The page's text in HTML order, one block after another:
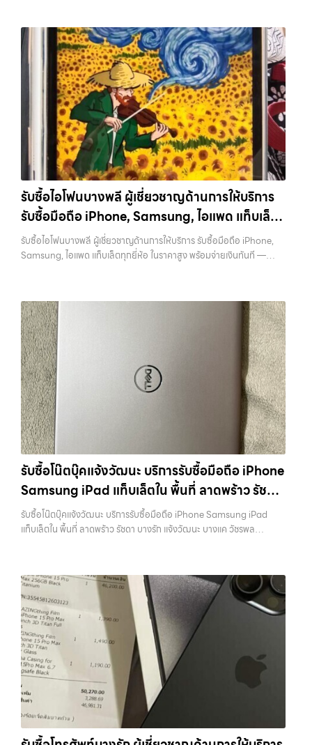
รับซื้อไอโฟนบางพลี ผู้เชี่ยวชาญด้านการให้บริการ
รับซื้อมือถือ iPhone, Samsung, ไอแพด แท็บเล็ต
ทุกยี่ห้อ ในราคาสูง พร้อมจ่ายเงินทันที
รับซื้อไอโฟนบางพลี ผู้เชี่ยวชาญด้านการให้บริการ รับซื้อมือถือ iPhone,
Samsung, ไอแพด แท็บเล็ตทุกยี่ห้อ ในราคาสูง พร้อมจ่ายเงินทันที —
วัชรพล รามอินทรา รับซื้อไอโฟนบางพลี — ผู้เชี่ยวชาญด้านการให้บริการ
รับซื้อมือถือ iPhone, Samsung, ไอแพด แท็บเล็ตทุกยี่ห้อ ในราคาสูง
พร้อมจ่ายเงินทันที รับซื้อไอโฟนบางพลี ผู้เชี่ยวชาญด้านการให้บริการ รับซื้อ
มือถือ iPhone, Samsung, ไอแพด แท็บเล็ตทุกยี่ห้อ ในราคาสูง พร้อมจ่าย
เงินทันที รับซื้อ iPhone ทุกรุ่น… รับซื้อไอโฟนบางพลี รับซื้อ iPhone ทุก
รุ่น ให้ราคาสูง พร้อมจ่ายเงินทันที ประสบการณ์เหนือระดับกับการ รับซื้อไอ
โฟน, รับซื้อไอแพด, รับซื้อมือถือ ยินดีต้อนรับสู่ “รับซื้อขายมือถือ.com”
เว็บไซต์ที่คุณไว้วางใจได้ สำหรับบริการ รับซื้อ มือถือ iPhone, Samsung,
iPad, แท็บเล็ต ทุกยี่ห้อ ให้ราคาสูง พร้อมจ่ายเงินทันที ครอบคลุมพื้นที่
ลาดพร้าว, รัชดา, บางรัก, แจ้งวัฒนะ, บางแค, วัชรพล, รามอินทรา และเขต
กรุงเทพฯ ใกล้ “ใกล้ ฉัน” ที่สุด ในยุคที่สมาร์ทโฟน แท็บเล็ต และอุปกรณ์ไอที
ใหม่ๆ เปลี่ยนรุ่นกันแทบทุกช่วงเวลา อุปกรณ์ที่คุณใช้แล้วอาจกลายเป็นของ
ที่ไม่ได้ใช้งานอยู่เฉยๆ เว็บไซต์ของเราจึงเกิดขึ้นเพื่อเป็นทางเลือกให้คุณ
สามารถเปลี่ยนอุปกรณ์ที่ไม่ใช้แล้วให้กลายเป็นเงินสดได้ทันที ด้วยบริการ รับ
แท็บเล็ต, รับซื้อสินค้าไอทีกรุงเทพมหานคร อย่างครบวงจร ไม่ว่าคุณจะอยู่
โซนเมืองหรือเขตชานเมือง เรามีทีมงานพร้อมให้บริการถึงที่ในพื้นที่ “ใกล้
ต้องการเปลี่ยนรุ่น หรือต้องการเงินด่วน เราจึงมอบบริการประเมินสภาพ
เครื่อง ฟรี ปราบปรามความยุ่งยากทั้งหลาย โดยเน้น โปร่งใส มั่นใจได้ และ
จ่ายเงินทันทีเมื่อตกลงซื้อขายสำเร็จ บริการของเราครอบคลุมทั้ง iPhone
สายใหม่-เก่า, Samsung ทุกรุ่น, iPad และแท็บเล็ตทุกแบรนด์ เรารับถึงแม้
จะอยู่ในสภาพใช้งานแล้ว ตกแต่งแล้ว หรือมีรอยบ้าง เพราะมูลค่าของเครื่อง
ไม่ได้ขึ้นอยู่แค่ยี่ห้อ แต่ขึ้นอยู่กับสภาพจริง ความครบชุด และความสะดวกใน
การขายของคุณ เราจึงตั้งใจให้บริการในเขต ลาดพร้าว, รัชดา, บางรัก,
แจ้งวัฒนะ, บางแค, วัชรพล, รามอินทรา, บางนา, บางพลี, เกษตรนวมินทร์,
เสนานิคม, วังหิน อย่างเต็มที่ ไม่ว่าคุณจะค้นหาคำว่า “รับซื้อมือถือใกล้ฉัน”,
“รับซื้อโทรศัพท์มือสองกรุงเทพ”, “ขาย iPad ได้ราคา”, “รับซื้อแท็บเล็ต
กรุงเทพถึงที่”, หรือ “รับซื้อ Samsung มือสอง ราคาสูง” — ที่นี่คือคำตอบ
เพราะบริการของเรามุ่งตรงให้คุณได้รับราคาและความสะดวกสบายที่เหนือ
รับซื้อโน๊ตบุ๊คแจ้งวัฒนะ บริการรับซื้อมือถือ iPhone
Samsung iPad แท็บเล็ตใน พื้นที่ ลาดพร้าว รัชดา
บางรัก แจ้งวัฒนะ บางแค วัชรพล รามอินทรา
พร้อมจ่ายเงินทันที
รับซื้อโน๊ตบุ๊คแจ้งวัฒนะ บริการรับซื้อมือถือ iPhone Samsung iPad
แท็บเล็ตใน พื้นที่ ลาดพร้าว รัชดา บางรัก แจ้งวัฒนะ บางแค วัชรพล
ดา บางรัก แจ้งวัฒนะ บางแค วัชรพล รามอินทรา รับซื้อโน๊ตบุ๊คแจ้งวัฒนะ
— บริการรับซื้อมือถือ iPhone Samsung iPad แท็บเล็ตใน พื้นที่
ลาดพร้าว รัชดา บางรัก แจ้งวัฒนะ บางแค วัชรพล รามอินทรา พร้อมจ่าย
เงินทันที รับซื้อโน๊ตบุ๊คแจ้งวัฒนะ บริการรับซื้อมือถือ iPhone Samsung
iPad แท็บเล็ตใน พื้นที่ ลาดพร้าว รัชดา บางรัก แจ้งวัฒนะ บางแค วัชรพล
รามอินทรา… รับซื้อโน๊ตบุ๊คแจ้งวัฒนะ รับซื้อ Samsung และมือถือ
Android ทุกยี่ห้อ ไม่ว่าจะรุ่นใหม่หรือรุ่นเก่า ประสบการณ์เหนือระดับกับ
การ รับซื้อไอโฟน, รับซื้อไอแพด, รับซื้อมือถือ ยินดีต้อนรับสู่ “รับซื้อขายมือ
ถือ.com” เว็บไซต์ที่คุณไว้วางใจได้ สำหรับบริการ รับซื้อ มือถือ iPhone,
Samsung, iPad, แท็บเล็ต ทุกยี่ห้อ ให้ราคาสูง พร้อมจ่ายเงินทันที
ครอบคลุมพื้นที่ ลาดพร้าว, รัชดา, บางรัก, แจ้งวัฒนะ, บางแค, วัชรพล,
รามอินทรา และเขตกรุงเทพฯ ใกล้ “ใกล้ ฉัน” ที่สุด ในยุคที่สมาร์ทโฟน